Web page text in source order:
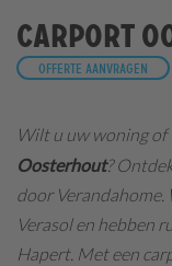
Carport
Offerte aanvragen
Wilt u uw woning
Oosterhout?
door Verandahome.
Verasol en hebben
Hapert. Met een